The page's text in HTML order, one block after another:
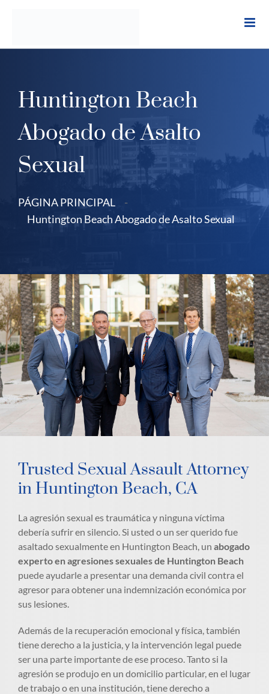
Huntington Beach
Abogado de Asalto
Sexual
PÁGINA PRINCIPAL
-
Huntington Beach Abogado de Asalto Sexual
Trusted Sexual Assault Attorney
in Huntington Beach, CA
La agresión sexual es traumática y ninguna víctima
debería sufrir en silencio. Si usted o un ser querido fue
asaltado sexualmente en Huntington Beach, un abogado
experto en agresiones sexuales de Huntington Beach
puede ayudarle a presentar una demanda civil contra el
agresor para obtener una indemnización económica por
sus lesiones.
Además de la recuperación emocional y física, también
tiene derecho a la justicia, y la intervención legal puede
ser una parte importante de ese proceso. Tanto si la
agresión se produjo en un domicilio particular, en el lugar
de trabajo o en una institución, tiene derecho a